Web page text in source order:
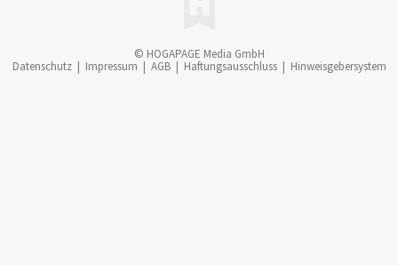
© HOGAPAGE Media GmbH
Datenschutz | Impressum | AGB | Haftungsausschluss | Hinweisgebersystem